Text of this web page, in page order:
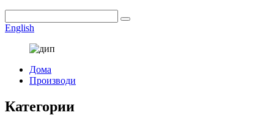
English
Дома
Производи
Категории